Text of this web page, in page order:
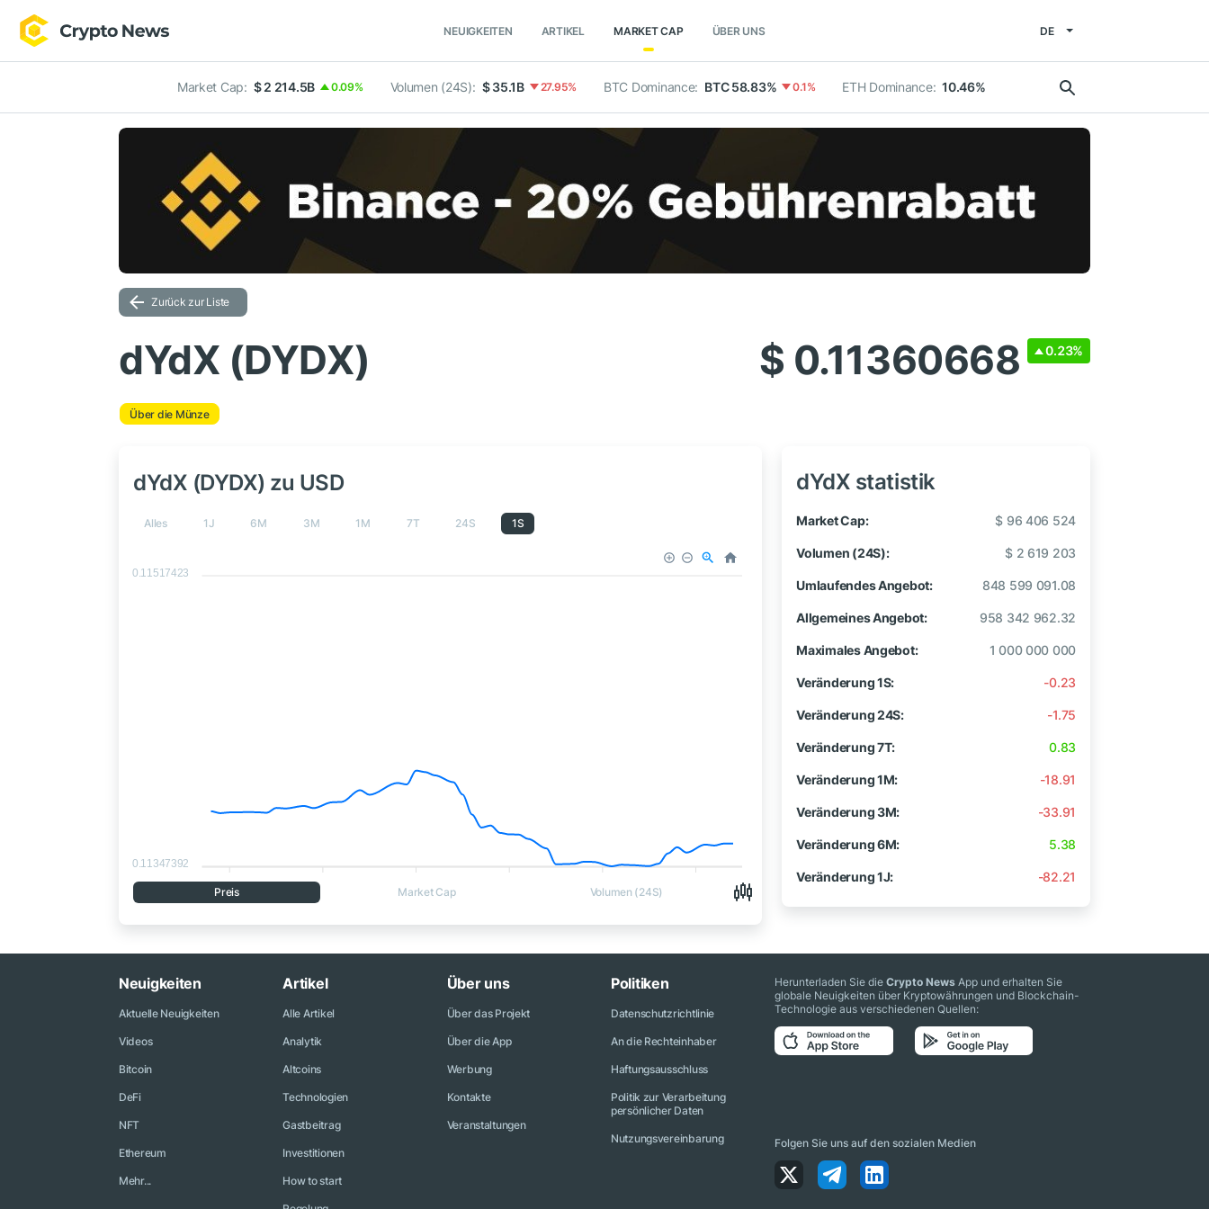
NEUIGKEITEN ARTIKEL MARKET CAP ÜBER UNS DE
Market Cap: $ 2 214.5B 0.09% Volumen (24S): $ 35.1B 27.95% BTC Dominance: BTC 58.83% 0.1% ETH Dominance: 10.46%
Zurück zur Liste
dYdX (DYDX) $ 0.11360668 0.23%
Über die Münze
dYdX (DYDX) zu USD
Alles 1J 6M 3M 1M 7T 24S 1S
0.11517423
0.11347392
Preis Market Cap Volumen (24S)
dYdX statistik
Market Cap: $ 96 406 524
Volumen (24S): $ 2 619 203
Umlaufendes Angebot: 848 599 091.08
Allgemeines Angebot: 958 342 962.32
Maximales Angebot: 1 000 000 000
Veränderung 1S: -0.23
Veränderung 24S: -1.75
Veränderung 7T: 0.83
Veränderung 1M: -18.91
Veränderung 3M: -33.91
Veränderung 6M: 5.38
Veränderung 1J: -82.21
Neuigkeiten
Aktuelle Neuigkeiten
Videos
Bitcoin
DeFi
NFT
Ethereum
Mehr...
Artikel
Alle Artikel
Analytik
Altcoins
Technologien
Gastbeitrag
Investitionen
How to start
Über uns
Über das Projekt
Über die App
Werbung
Kontakte
Veranstaltungen
Politiken
Datenschutzrichtlinie
An die Rechteinhaber
Haftungsausschluss
Politik zur Verarbeitung
persönlicher Daten
Nutzungsvereinbarung
Herunterladen Sie dieCrypto News App und erhalten Sie
globale Neuigkeiten über Kryptowährungen und Blockchain-
Technologie aus verschiedenen Quellen:
Folgen Sie uns auf den sozialen Medien